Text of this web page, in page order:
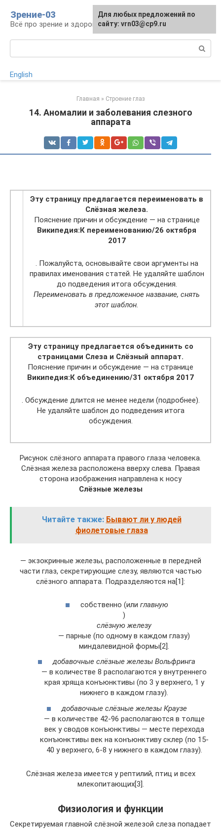
контенту
Зрение-03
Всё про зрение и здоровье глаз
English
Главная » Строение глаз
14. Аномалии и заболевания слезного
аппарата
Эту страницу предлагается переименовать в
Слёзная железа.
Пояснение причин и обсуждение — на странице
Википедия:К переименованию/26 октября
2017
. Пожалуйста, основывайте свои аргументы на
правилах именования статей. Не удаляйте шаблон
до подведения итога обсуждения.
Переименовать в предложенное название, снять
этот шаблон.
Эту страницу предлагается объединить со
страницами Слеза и Слёзный аппарат.
Пояснение причин и обсуждение — на странице
Википедия:К объединению/31 октября 2017
. Обсуждение длится не менее недели (подробнее).
Не удаляйте шаблон до подведения итога
обсуждения.
Рисунок слёзного аппарата правого глаза человека.
Слёзная железа расположена вверху слева. Правая
сторона изображения направлена к носу
Слёзные железы
Читайте также: Бывают ли у людей
фиолетовые глаза
— экзокринные железы, расположенные в передней
части глаз, секретирующие слезу, являются частью
слёзного аппарата. Подразделяются на[1]:
собственно (или главную
)
слёзную железу
— парные (по одному в каждом глазу)
миндалевидной формы[2].
добавочные слёзные железы Вольфринга
— в количестве 8 располагаются у внутреннего
края хряща конъюнктивы (по 3 у верхнего, 1 у
нижнего в каждом глазу).
добавочные слёзные железы Краузе
— в количестве 42-96 располагаются в толще
век у сводов конъюнктивы — месте перехода
конъюнктивы век на конъюнктиву склер (по 15-
40 у верхнего, 6-8 у нижнего в каждом глазу).
Слёзная железа имеется у рептилий, птиц и всех
млекопитающих[3].
Физиология и функции
Секретируемая главной слёзной железой слеза попадает
Для любых предложений по
сайту: vrn03@cp9.ru